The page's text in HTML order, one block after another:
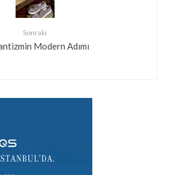
Sonraki
Modern Adımı